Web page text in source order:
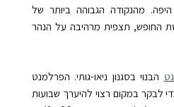
מהנקודה הגבוהה ביותר של
החופש, תצפית מרהיבה על הנהר
הבנוי בסגנון ניאו-גותי. הפרלמנט
לבקר במקום רצוי להיערך שבועות